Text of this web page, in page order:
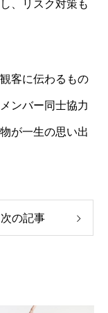
、リスク対策も
客に伝わるもの
ンバー同士協力
が一生の思い出
次の記事